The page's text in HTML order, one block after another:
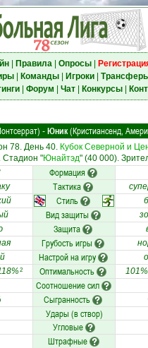
| Правила| Опросы|
| Команды| Игроки|
| Форум Чат| Конкурсы|
- Юник(Кристиансенд,
78. День 40. Кубок Северной и
Стадион "Юнайтэд" (40 000).
Формация
Тактика
Стиль
Вид защиты
Защита
Грубость игры
Настрой на игру
2 Оптимальность 101%
Соотношение сил
Сыгранность
Удары (в створ)
Угловые
Штрафные